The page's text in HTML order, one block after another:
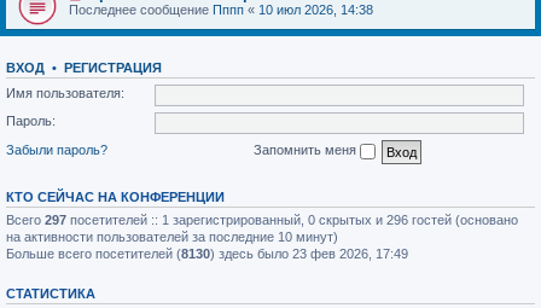
Последнее сообщение Пппп « 10 июл 2026, 14:38
ВХОД • РЕГИСТРАЦИЯ
Имя пользователя:
Пароль:
Забыли пароль?
Запомнить меня
КТО СЕЙЧАС НА КОНФЕРЕНЦИИ
Всего 297 посетителей :: 1 зарегистрированный, 0 скрытых и 296 гостей (основано
на активности пользователей за последние 10 минут)
Больше всего посетителей (8130) здесь было 23 фев 2026, 17:49
СТАТИСТИКА